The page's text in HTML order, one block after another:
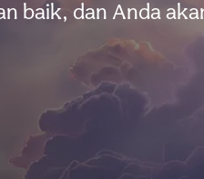
baik, dan Anda